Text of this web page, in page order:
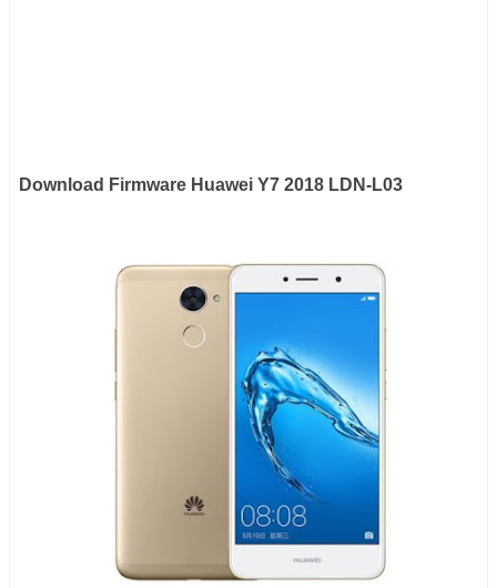
Download Firmware Huawei Y7 2018 LDN-L03